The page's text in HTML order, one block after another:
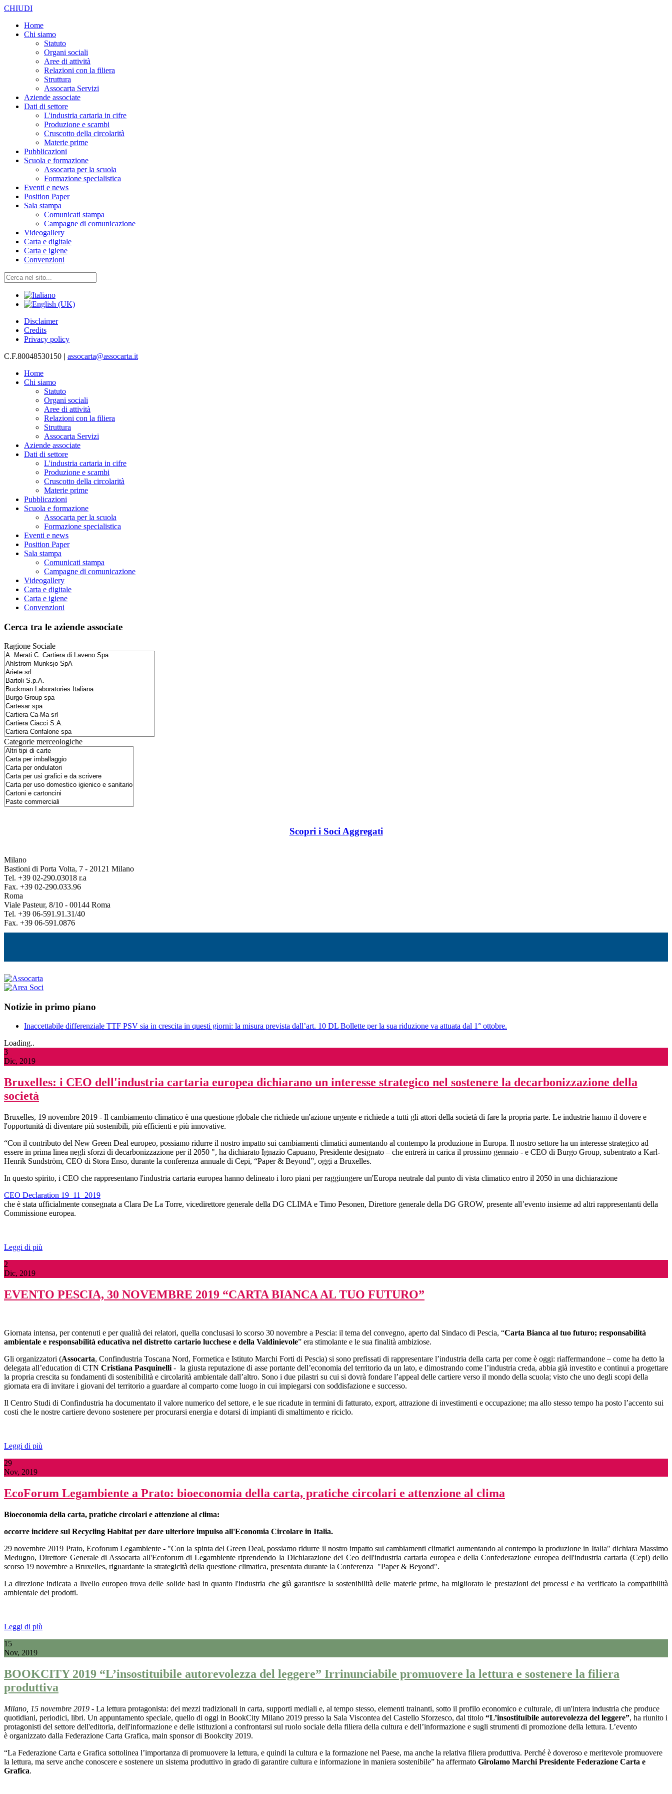
CHIUDI
Home
Chi siamo
Statuto
Organi sociali
Aree di attività
Relazioni con la filiera
Struttura
Assocarta Servizi
Aziende associate
Dati di settore
L'industria cartaria in cifre
Produzione e scambi
Cruscotto della circolarità
Materie prime
Pubblicazioni
Scuola e formazione
Assocarta per la scuola
Formazione specialistica
Eventi e news
Position Paper
Sala stampa
Comunicati stampa
Campagne di comunicazione
Videogallery
Carta e digitale
Carta e igiene
Convenzioni
Disclaimer
Credits
Privacy policy
C.F.80048530150 | assocarta@assocarta.it
Home
Chi siamo
Statuto
Organi sociali
Aree di attività
Relazioni con la filiera
Struttura
Assocarta Servizi
Aziende associate
Dati di settore
L'industria cartaria in cifre
Produzione e scambi
Cruscotto della circolarità
Materie prime
Pubblicazioni
Scuola e formazione
Assocarta per la scuola
Formazione specialistica
Eventi e news
Position Paper
Sala stampa
Comunicati stampa
Campagne di comunicazione
Videogallery
Carta e digitale
Carta e igiene
Convenzioni
Cerca tra le aziende associate
Ragione Sociale
Categorie merceologiche
Scopri i Soci Aggregati
Milano
Bastioni di Porta Volta, 7 - 20121 Milano
Tel. +39 02-290.03018 r.a
Fax. +39 02-290.033.96
Roma
Viale Pasteur, 8/10 - 00144 Roma
Tel. +39 06-591.91.31/40
Fax. +39 06-591.0876
Notizie in primo piano
Inaccettabile differenziale TTF PSV sia in crescita in questi giorni: la misura prevista dall’art. 10 DL Bollette per la sua riduzione va attuata dal 1° ottobre.
Loading..
3
Dic, 2019
Bruxelles: i CEO dell'industria cartaria europea dichiarano un interesse strategico nel sostenere la decarbonizzazione della
società
Bruxelles, 19 novembre 2019 - Il cambiamento climatico è una questione globale che richiede un'azione urgente e richiede a tutti gli attori della società di fare la propria parte. Le industrie hanno il dovere e
l'opportunità di diventare più sostenibili, più efficienti e più innovative.
“Con il contributo del New Green Deal europeo, possiamo ridurre il nostro impatto sui cambiamenti climatici aumentando al contempo la produzione in Europa. Il nostro settore ha un interesse strategico ad
essere in prima linea negli sforzi di decarbonizzazione per il 2050 ", ha dichiarato Ignazio Capuano, Presidente designato – che entrerà in carica il prossimo gennaio - e CEO di Burgo Group, subentrato a Karl-
Henrik Sundström, CEO di Stora Enso, durante la conferenza annuale di Cepi, “Paper & Beyond”, oggi a Bruxelles.
In questo spirito, i CEO che rappresentano l'industria cartaria europea hanno delineato i loro piani per raggiungere un'Europa neutrale dal punto di vista climatico entro il 2050 in una dichiarazione
CEO Declaration 19_11_2019
che è stata ufficialmente consegnata a Clara De La Torre, vicedirettore generale della DG CLIMA e Timo Pesonen, Direttore generale della DG GROW, presente all’evento insieme ad altri rappresentanti della
Commissione europea.
Leggi di più
2
Dic, 2019
EVENTO PESCIA, 30 NOVEMBRE 2019 “CARTA BIANCA AL TUO FUTURO”
Giornata intensa, per contenuti e per qualità dei relatori, quella conclusasi lo scorso 30 novembre a Pescia: il tema del convegno, aperto dal Sindaco di Pescia, “Carta Bianca al tuo futuro; responsabilità
ambientale e responsabilità educativa nel distretto cartario lucchese e della Valdinievole” era stimolante e le sua finalità ambiziose.
Gli organizzatori (Assocarta, Confindustria Toscana Nord, Formetica e Istituto Marchi Forti di Pescia) si sono prefissati di rappresentare l’industria della carta per come è oggi: riaffermandone – come ha detto la
delegata all’education di CTN Cristiana Pasquinelli - la giusta reputazione di asse portante dell’economia del territorio da un lato, e dimostrando come l’industria creda, abbia già investito e continui a progettare
la propria crescita su fondamenti di sostenibilità e circolarità ambientale dall’altro. Sono i due pilastri su cui si dovrà fondare l’appeal delle cartiere verso il mondo della scuola; visto che uno degli scopi della
giornata era di invitare i giovani del territorio a guardare al comparto come luogo in cui impiegarsi con soddisfazione e successo.
Il Centro Studi di Confindustria ha documentato il valore numerico del settore, e le sue ricadute in termini di fatturato, export, attrazione di investimenti e occupazione; ma allo stesso tempo ha posto l’accento sui
costi che le nostre cartiere devono sostenere per procurarsi energia e dotarsi di impianti di smaltimento e riciclo.
Leggi di più
29
Nov, 2019
EcoForum Legambiente a Prato: bioeconomia della carta, pratiche circolari e attenzione al clima
Bioeconomia della carta, pratiche circolari e attenzione al clima:
occorre incidere sul Recycling Habitat per dare ulteriore impulso all'Economia Circolare in Italia.
29 novembre 2019 Prato, Ecoforum Legambiente - "Con la spinta del Green Deal, possiamo ridurre il nostro impatto sui cambiamenti climatici aumentando al contempo la produzione in Italia" dichiara Massimo
Medugno, Direttore Generale di Assocarta all'Ecoforum di Legambiente riprendendo la Dichiarazione dei Ceo dell'industria cartaria europea e della Confederazione europea dell'industria cartaria (Cepi) dello
scorso 19 novembre a Bruxelles, riguardante la strategicità della questione climatica, presentata durante la Conferenza "Paper & Beyond".
La direzione indicata a livello europeo trova delle solide basi in quanto l'industria che già garantisce la sostenibilità delle materie prime, ha migliorato le prestazioni dei processi e ha verificato la compatibilità
ambientale dei prodotti.
Leggi di più
15
Nov, 2019
BOOKCITY 2019 “L’insostituibile autorevolezza del leggere” Irrinunciabile promuovere la lettura e sostenere la filiera
produttiva
Milano, 15 novembre 2019 - La lettura protagonista: dei mezzi tradizionali in carta, supporti mediali e, al tempo stesso, elementi trainanti, sotto il profilo economico e culturale, di un'intera industria che produce
quotidiani, periodici, libri. Un appuntamento speciale, quello di oggi in BookCity Milano 2019 presso la Sala Viscontea del Castello Sforzesco, dal titolo “L’insostituibile autorevolezza del leggere”, ha riunito i
protagonisti del settore dell'editoria, dell'informazione e delle istituzioni a confrontarsi sul ruolo sociale della filiera della cultura e dell’informazione e sugli strumenti di promozione della lettura. L’evento
è organizzato dalla Federazione Carta Grafica, main sponsor di Bookcity 2019.
“La Federazione Carta e Grafica sottolinea l’importanza di promuovere la lettura, e quindi la cultura e la formazione nel Paese, ma anche la relativa filiera produttiva. Perché è doveroso e meritevole promuovere
la lettura, ma serve anche conoscere e sostenere un sistema produttivo in grado di garantire cultura e informazione in maniera sostenibile” ha affermato Girolamo Marchi Presidente Federazione Carta e
Grafica.